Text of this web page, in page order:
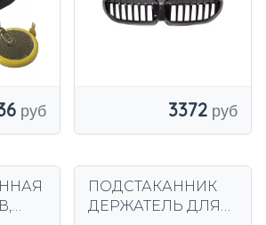
3372
ПОДСТАКАННИК
ДЕРЖАТЕЛЬ ДЛЯ